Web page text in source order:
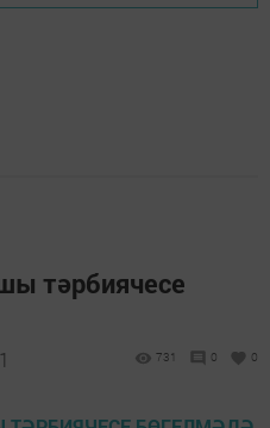
тәрбиячесе
731 0 0